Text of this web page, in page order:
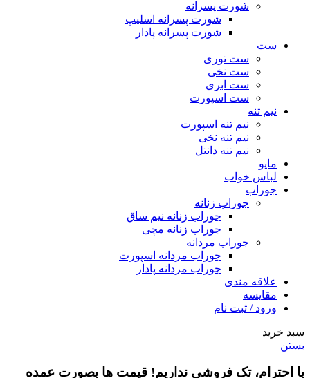
شورت پسرانه
شورت پسرانه اسلیپ
شورت پسرانه پادار
ست
ست توری
ست نخی
ست ابری
ست اسپورت
نیم تنه
نیم تنه اسپورت
نیم تنه نخی
نیم تنه دانتل
مایو
لباس خواب
جوراب
جوراب زنانه
جوراب زنانه نیم ساق
جوراب زنانه مچی
جوراب مردانه
جوراب مردانه اسپورت
جوراب مردانه پادار
علاقه مندی
مقایسه
ورود / ثبت نام
سبد خرید
بستن
با احترام، تک فروشی نداریم! قیمت ها بصورت عمده